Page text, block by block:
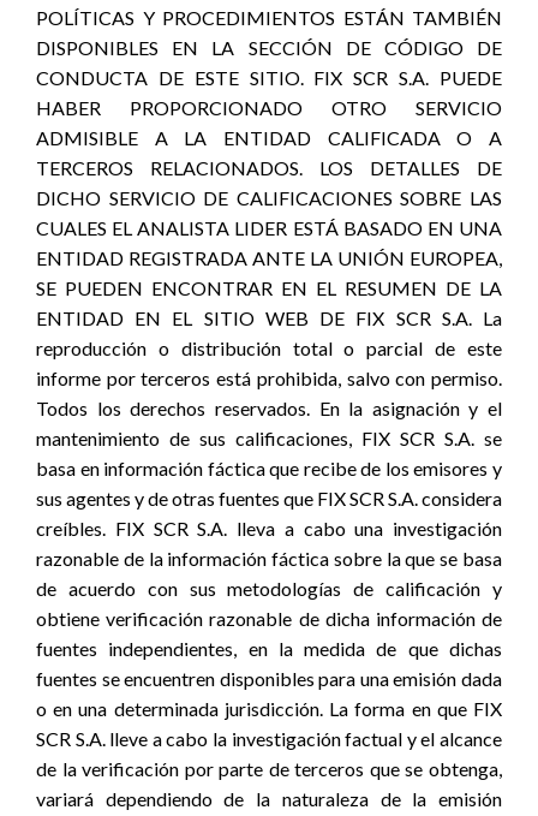
POLÍTICAS Y PROCEDIMIENTOS ESTÁN TAMBIÉN
DISPONIBLES EN LA SECCIÓN DE CÓDIGO DE
CONDUCTA DE ESTE SITIO. FIX SCR S.A. PUEDE
HABER PROPORCIONADO OTRO SERVICIO
ADMISIBLE A LA ENTIDAD CALIFICADA O A
TERCEROS RELACIONADOS. LOS DETALLES DE
DICHO SERVICIO DE CALIFICACIONES SOBRE LAS
CUALES EL ANALISTA LIDER ESTÁ BASADO EN UNA
ENTIDAD REGISTRADA ANTE LA UNIÓN EUROPEA,
SE PUEDEN ENCONTRAR EN EL RESUMEN DE LA
ENTIDAD EN EL SITIO WEB DE FIX SCR S.A. La
reproducción o distribución total o parcial de este
informe por terceros está prohibida, salvo con permiso.
Todos los derechos reservados. En la asignación y el
mantenimiento de sus calificaciones, FIX SCR S.A. se
basa en información fáctica que recibe de los emisores y
sus agentes y de otras fuentes que FIX SCR S.A. considera
creíbles. FIX SCR S.A. lleva a cabo una investigación
razonable de la información fáctica sobre la que se basa
de acuerdo con sus metodologías de calificación y
obtiene verificación razonable de dicha información de
fuentes independientes, en la medida de que dichas
fuentes se encuentren disponibles para una emisión dada
o en una determinada jurisdicción. La forma en que FIX
SCR S.A. lleve a cabo la investigación factual y el alcance
de la verificación por parte de terceros que se obtenga,
variará dependiendo de la naturaleza de la emisión